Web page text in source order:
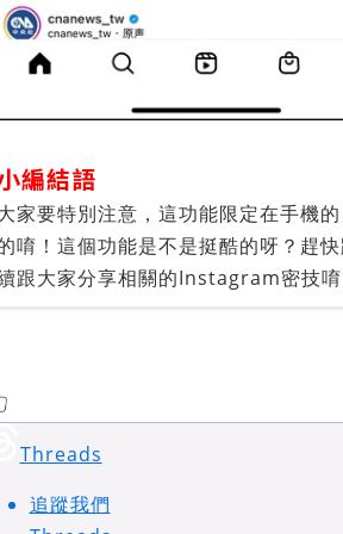
編結語
家要特別注意，這功能限定在手機
唷！這個功能是不是挺酷的呀？趕
跟大家分享相關的Instagram密技
Threads
追蹤我們